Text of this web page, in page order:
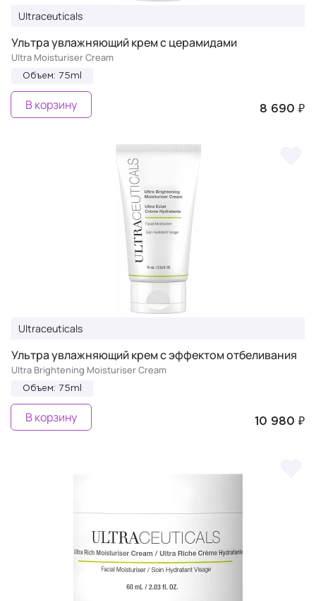
Ultraceuticals
Ультра увлажняющий крем с церамидами
Ultra Moisturiser Cream
Объем: 75ml
8 690 ₽
В корзину
Ultraceuticals
Ультра увлажняющий крем с эффектом отбеливания
Ultra Brightening Moisturiser Cream
Объем: 75ml
10 980 ₽
В корзину